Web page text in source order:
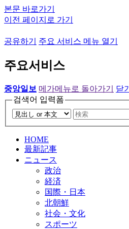
본문 바로가기
이전 페이지로 가기
공유하기 주요 서비스 메뉴 열기
주요서비스
중앙일보 메가메뉴로 돌아가기
닫기
검색어 입력폼
HOME
最新記事
ニュース
政治
経済
国際・日本
北朝鮮
社会・文化
スポーツ